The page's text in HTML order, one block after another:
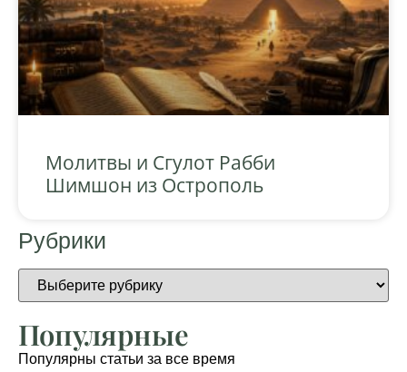
Молитвы и Сгулот Рабби
Шимшон из Острополь
Рубрики
Популярные
Популярны статьи за все время